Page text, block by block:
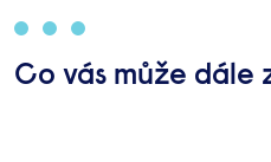
Co vás může dále